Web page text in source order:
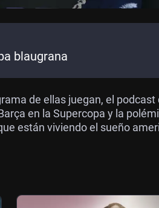
blaugrana
de ellas juegan, el
en la Supercopa y la
están viviendo el sueño